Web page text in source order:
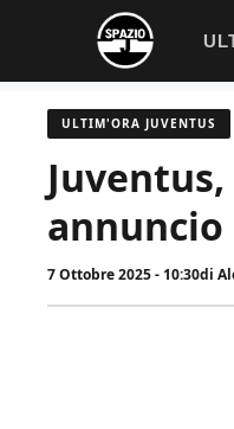
contenuto
ULTIM'ORA JUVENTUS
7 Ottobre 2025 - 10:30di